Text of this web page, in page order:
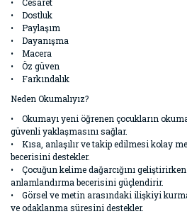
• Dostluk
• Paylaşım
• Dayanışma
• Macera
• Öz güven
• Farkındalık
Neden Okumalıyız?
• Okumayı yeni öğrenen çocukların
güvenli yaklaşmasını sağlar.
• Kısa, anlaşılır ve takip edilmesi kolay
becerisini destekler.
• Çocuğun kelime dağarcığını
anlamlandırma becerisini güçlendirir.
• Görsel ve metin arasındaki ilişkiyi
ve odaklanma süresini destekler.